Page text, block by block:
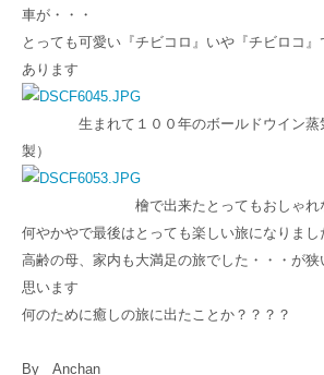
車が・・・
とっても可愛い『チビコロ』いや『チビロコ
あります
生まれて１００年のボールドウイン蒸気
製）
檜で出来たとってもおしゃれな乗
何やかやで最後はとっても楽しい旅になりまし
高齢の母、家内も大満足の旅でした・・・が狭
思います
何のために癒しの旅に出たことか？？？？
By Anchan